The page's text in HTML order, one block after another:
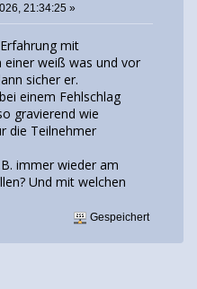
21:34:25 »
mit
einer weiß was und vor
sicher er.
einem Fehlschlag
gravierend wie
die Teilnehmer
immer wieder am
Und mit welchen
Gespeichert